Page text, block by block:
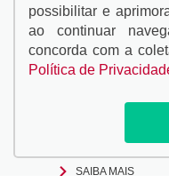
A partir de R$ 319620
SAIBA MAIS
possibilitar e
ao continuar
concorda com a
Política de